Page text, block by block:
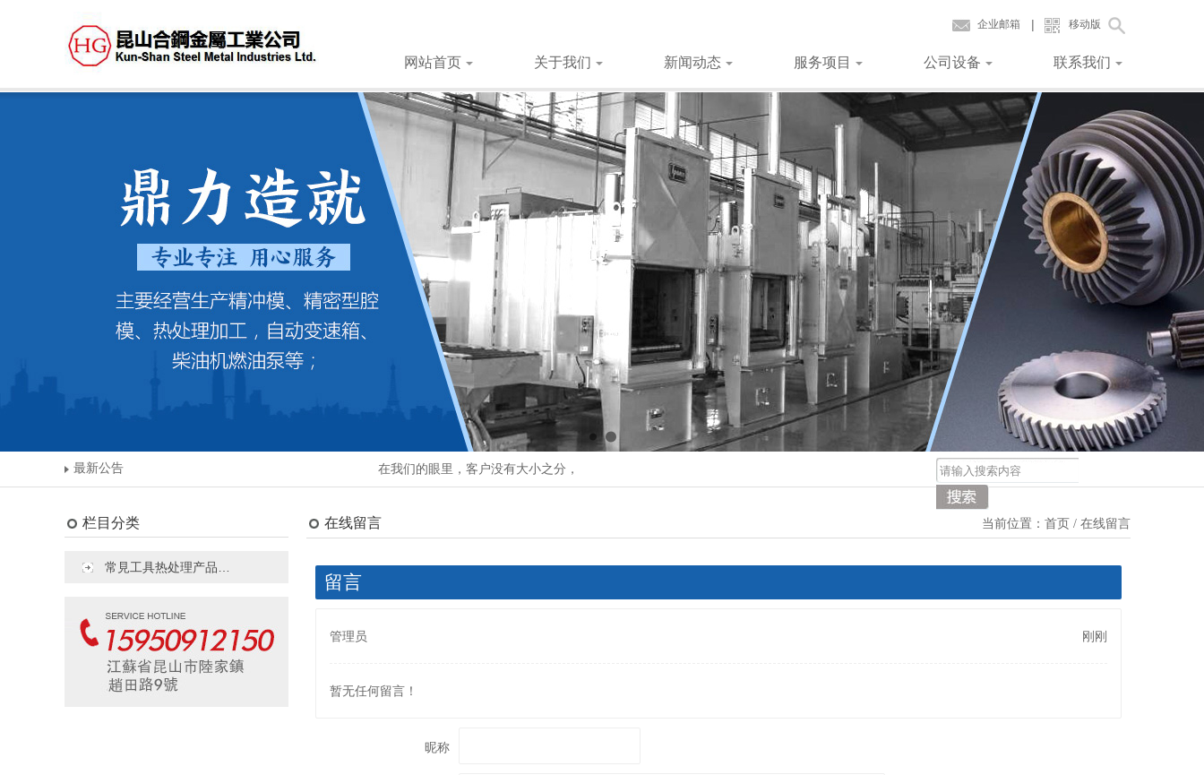
企业邮箱 | 移动版
网站首页 关于我们 新闻动态 服务项目 公司设备 联系我们
最新公告 在我们的眼里，客户没有大小之分，我们看重每一次合作机会
栏目分类
常見工具热处理产品…
在线留言 当前位置： 首页 / 在线留言
留言
管理员 刚刚
暂无任何留言！
昵称